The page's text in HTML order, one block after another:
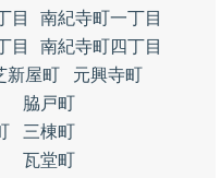
目
南紀寺町一丁目
目
南紀寺町四丁目
新屋町
元興寺町
脇戸町
三棟町
瓦堂町